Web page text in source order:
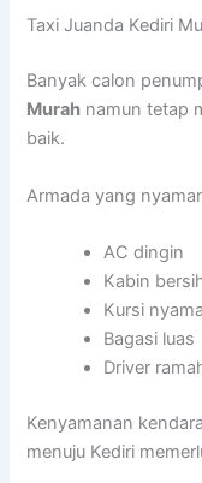
Taxi Juanda Kediri
Banyak calon
Murah namun tetap
baik.
Armada yang
AC dingin
Kabin
Kursi
Bagasi luas
Driver
Kenyamanan
menuju Kediri